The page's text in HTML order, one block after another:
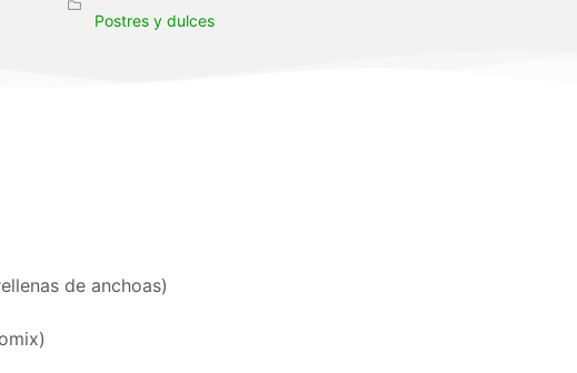
Postres y dulces
de anchoas)
)